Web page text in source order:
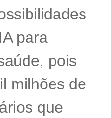
para
pois
milhões de
que